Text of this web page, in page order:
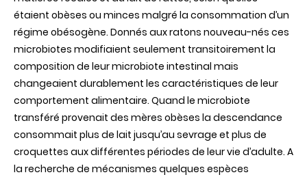
étaient obèses ou minces malgré la consommation d’un
régime obésogène. Donnés aux ratons nouveau-nés ces
microbiotes modifiaient seulement transitoirement la
composition de leur microbiote intestinal mais
changeaient durablement les caractéristiques de leur
comportement alimentaire. Quand le microbiote
transféré provenait des mères obèses la descendance
consommait plus de lait jusqu’au sevrage et plus de
croquettes aux différentes périodes de leur vie d’adulte. A
la recherche de mécanismes quelques espèces